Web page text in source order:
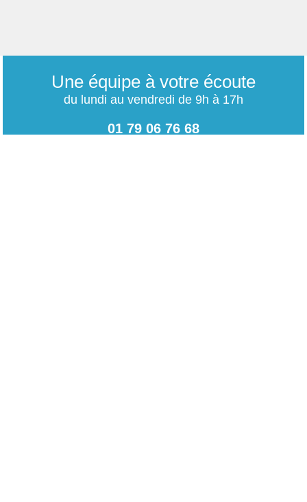
Une équipe à votre écoute
du lundi au vendredi de 9h à 17h
01 79 06 76 68